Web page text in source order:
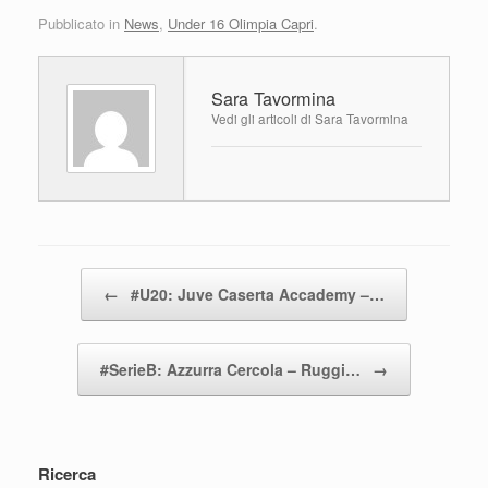
c
e
b
o
o
k
tt
er
at n
vi
di
Pubblicato in News, Under 16 Olimpia Capri.
Sara Tavormina
Vedi gli articoli di Sara Tavormina
← #U20: Juve Caserta Accademy –…
#SerieB: Azzurra Cercola – Ruggi… →
Ricerca